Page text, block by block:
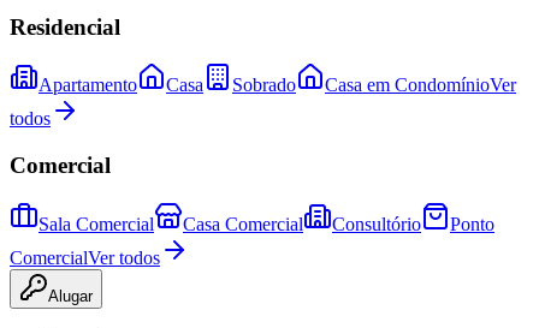
Residencial
Apartamento Casa Sobrado Casa em CondomínioVer
todos
Comercial
Sala Comercial Casa Comercial Consultório
Ponto
ComercialVer todos
Alugar